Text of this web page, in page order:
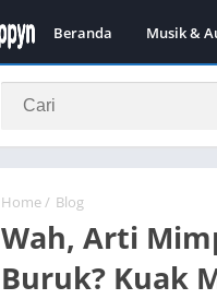
Beranda Musik &
Home / Blog
Wah, Arti
Buruk? Kuak